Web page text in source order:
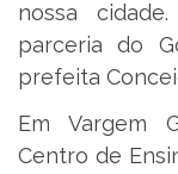
nossa
parceria do
prefeita
Em Vargem
Centro de